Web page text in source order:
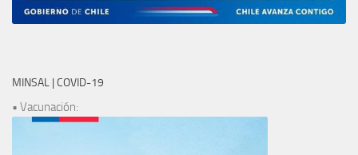
MINSAL | COVID-19
• Vacunación: